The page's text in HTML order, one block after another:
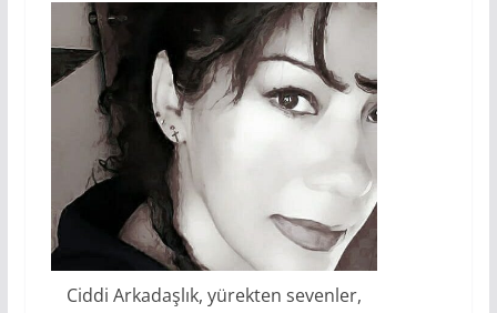
Ciddi Arkadaşlık, yürekten sevenler,